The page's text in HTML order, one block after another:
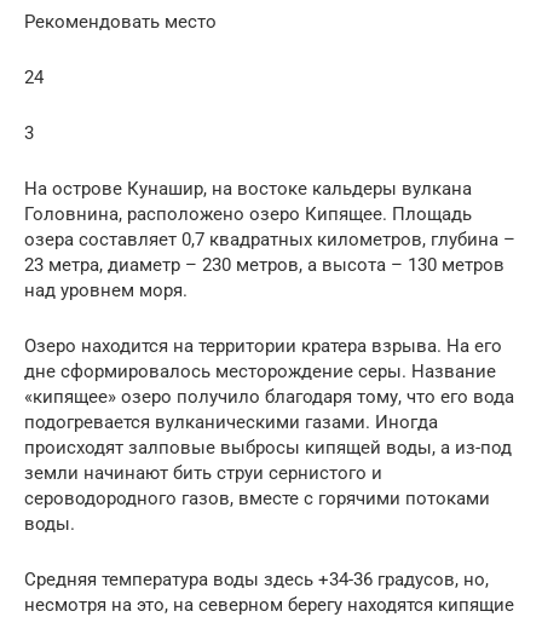
Рекомендовать место
24
3
На острове Кунашир, на востоке кальдеры вулкана
Головнина, расположено озеро Кипящее. Площадь
озера составляет 0,7 квадратных километров, глубина –
23 метра, диаметр – 230 метров, а высота – 130 метров
над уровнем моря.
Озеро находится на территории кратера взрыва. На его
дне сформировалось месторождение серы. Название
«кипящее» озеро получило благодаря тому, что его вода
подогревается вулканическими газами. Иногда
происходят залповые выбросы кипящей воды, а из-под
земли начинают бить струи сернистого и
сероводородного газов, вместе с горячими потоками
воды.
Средняя температура воды здесь +34-36 градусов, но,
несмотря на это, на северном берегу находятся кипящие